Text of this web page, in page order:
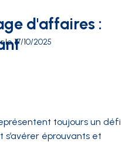
d'affaires :
le 17/10/2025
toujours un défi
éprouvants et